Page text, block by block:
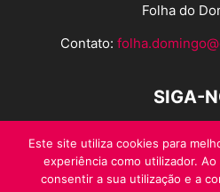
Folha do
Contato:
SIGA-
Este site utiliza cookies para
experiência como utilizador.
consentir a sua utilização e a